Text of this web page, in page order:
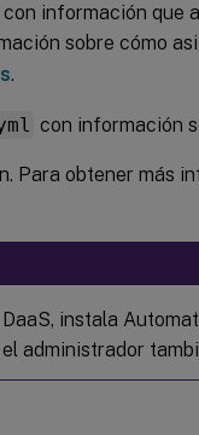
con información que
sobre cómo
.
con información
Para obtener más
instala
administrador